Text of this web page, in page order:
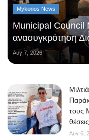
Mykonos News
Municipal Council
ανασυγκρότηση
Αυγ 7, 2026
τους
Αυγ 6,